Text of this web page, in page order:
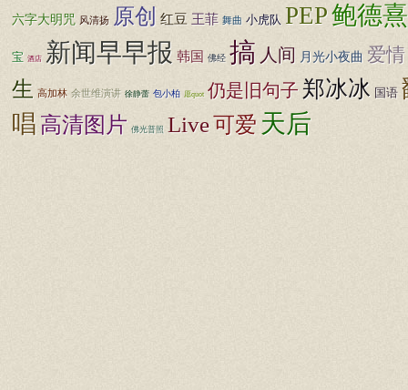
六字大明咒 风清扬 原创 红豆 王菲 舞曲 小虎队 PEP鲍德熹
宝 酒店 新闻早早报 韩国 佛经 搞 人间 月光小夜曲 爱情
生 高加林 余世维演讲 徐静蕾 包小柏 愿quot 仍是旧句子郑冰冰 国语
唱高清图片 佛光普照 Live可爱 天后